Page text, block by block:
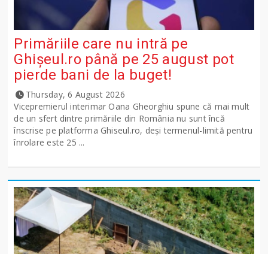
Primăriile care nu intră pe
Ghişeul.ro până pe 25 august pot
pierde bani de la buget!
Thursday, 6 August 2026
Vicepremierul interimar Oana Gheorghiu spune că mai mult
de un sfert dintre primăriile din România nu sunt încă
înscrise pe platforma Ghiseul.ro, deși termenul-limită pentru
înrolare este 25 ...